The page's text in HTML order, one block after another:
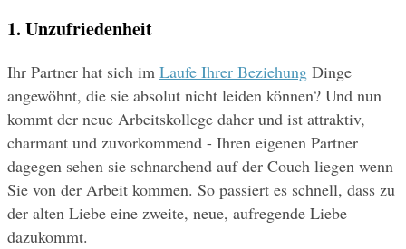
1. Unzufriedenheit
Ihr Partner hat sich im Laufe Ihrer Beziehung Dinge
angewöhnt, die sie absolut nicht leiden können? Und nun
kommt der neue Arbeitskollege daher und ist attraktiv,
charmant und zuvorkommend - Ihren eigenen Partner
dagegen sehen sie schnarchend auf der Couch liegen wenn
Sie von der Arbeit kommen. So passiert es schnell, dass zu
der alten Liebe eine zweite, neue, aufregende Liebe
dazukommt.